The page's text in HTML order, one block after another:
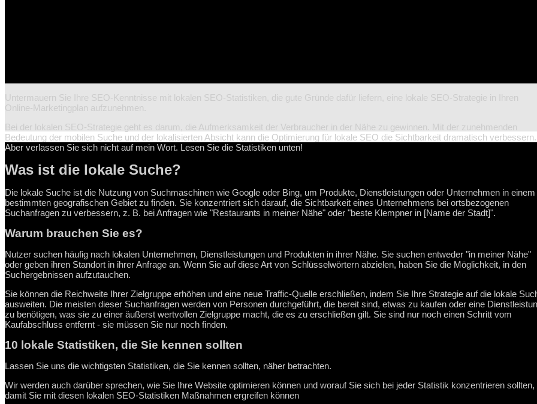
Untermauern Sie Ihre SEO-Kenntnisse mit lokalen SEO-Statistiken, die gute Gründe dafür liefern, eine lokale SEO-Strategie in Ihren
Online-Marketingplan aufzunehmen.
Bei der lokalen SEO-Strategie geht es darum, die Aufmerksamkeit der Verbraucher in der Nähe zu gewinnen. Mit der zunehmenden
Bedeutung der mobilen Suche und der lokalisierten Absicht kann die Optimierung für lokale SEO die Sichtbarkeit dramatisch verbessern.
Aber verlassen Sie sich nicht auf mein Wort. Lesen Sie die Statistiken unten!
Was ist die lokale Suche?
Die lokale Suche ist die Nutzung von Suchmaschinen wie Google oder Bing, um Produkte, Dienstleistungen oder Unternehmen in einem
bestimmten geografischen Gebiet zu finden. Sie konzentriert sich darauf, die Sichtbarkeit eines Unternehmens bei ortsbezogenen
Suchanfragen zu verbessern, z. B. bei Anfragen wie "Restaurants in meiner Nähe" oder "beste Klempner in [Name der Stadt]".
Warum brauchen Sie es?
Nutzer suchen häufig nach lokalen Unternehmen, Dienstleistungen und Produkten in ihrer Nähe. Sie suchen entweder "in meiner Nähe"
oder geben ihren Standort in ihrer Anfrage an. Wenn Sie auf diese Art von Schlüsselwörtern abzielen, haben Sie die Möglichkeit, in den
Suchergebnissen aufzutauchen.
Sie können die Reichweite Ihrer Zielgruppe erhöhen und eine neue Traffic-Quelle erschließen, indem Sie Ihre Strategie auf die lokale
ausweiten. Die meisten dieser Suchanfragen werden von Personen durchgeführt, die bereit sind, etwas zu kaufen oder eine
zu benötigen, was sie zu einer äußerst wertvollen Zielgruppe macht, die es zu erschließen gilt. Sie sind nur noch einen Schritt vom
Kaufabschluss entfernt - sie müssen Sie nur noch finden.
10 lokale Statistiken, die Sie kennen sollten
Lassen Sie uns die wichtigsten Statistiken, die Sie kennen sollten, näher betrachten.
Wir werden auch darüber sprechen, wie Sie Ihre Website optimieren können und worauf Sie sich bei jeder Statistik konzentrieren sollten,
damit Sie mit diesen lokalen SEO-Statistiken Maßnahmen ergreifen können